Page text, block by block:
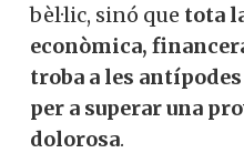
bèl·lic, sinó que tota
econòmica,
troba a les
per a superar una
dolorosa.